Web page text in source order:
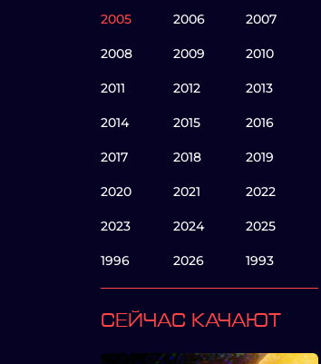
2005 2006 2007
2008 2009 2010
2011 2012 2013
2014 2015 2016
2017 2018 2019
2020 2021 2022
2023 2024 2025
1996 2026 1993
СЕЙЧАС КАЧАЮТ